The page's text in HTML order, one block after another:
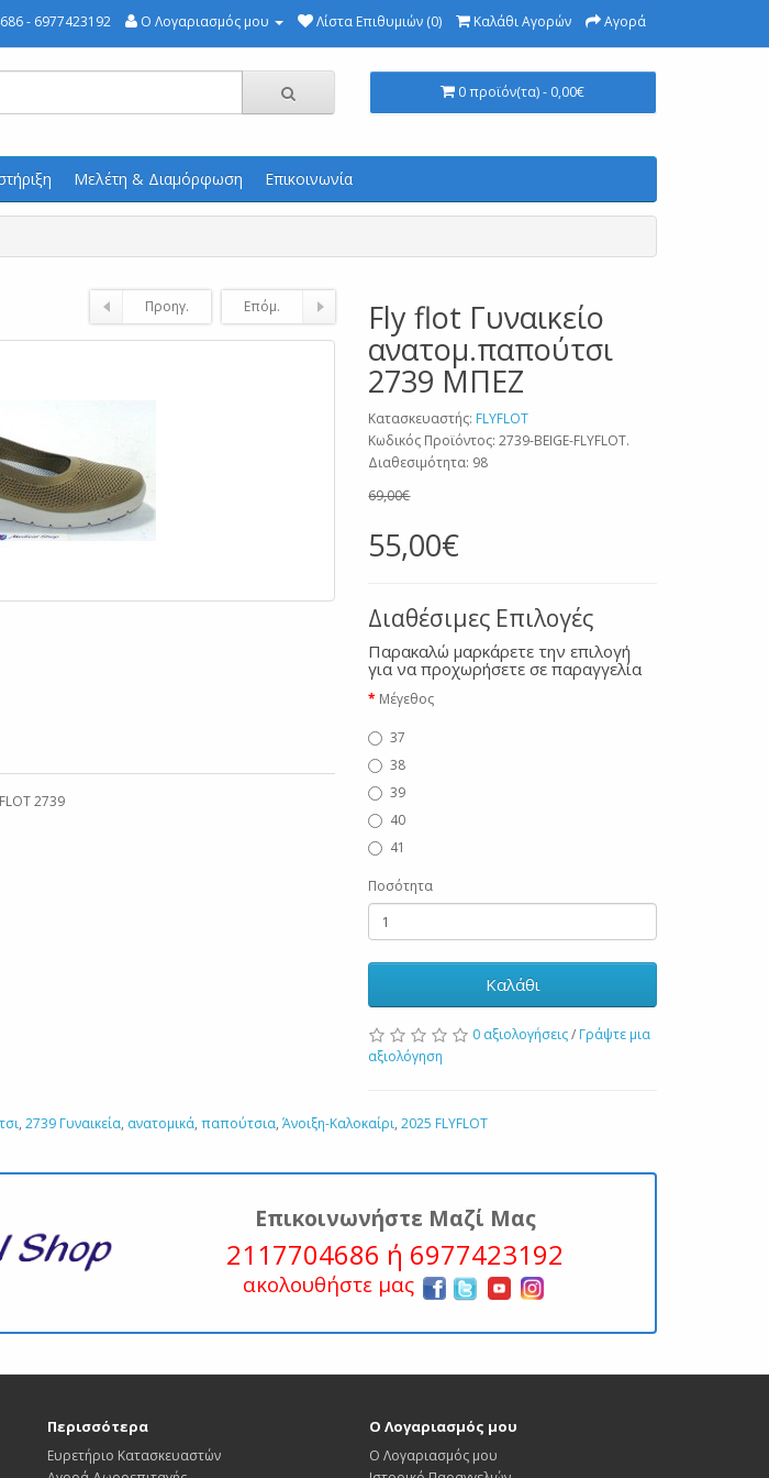
- 6977423192 Ο Λογαριασμός μου Λίστα Επιθυμιών (0) Καλάθι Αγορών Αγορά
0 προϊόν(τα) - 0,00€
Μελέτη & Διαμόρφωση Επικοινωνία
Προηγ. Επόμ.
2739
Fly flot Γυναικείο
ανατομ.παπούτσι
2739 ΜΠΕΖ
Κατασκευαστής: FLYFLOT
Κωδικός Προϊόντος: 2739-BEIGE-FLYFLOT.
Διαθεσιμότητα: 98
69,00€
55,00€
Διαθέσιμες Επιλογές
Παρακαλώ μαρκάρετε την επιλογή
για να προχωρήσετε σε παραγγελία
Μέγεθος
37
38
39
40
41
Ποσότητα
Καλάθι
0 αξιολογήσεις/ Γράψτε μια
αξιολόγηση
, 2739 Γυναικεία, ανατομικά, παπούτσια, Άνοιξη-Καλοκαίρι, 2025 FLYFLOT
Επικοινωνήστε Μαζί Μας
2117704686 ή 6977423192
ακολουθήστε μας
Περισσότερα
Ευρετήριο Κατασκευαστών
Ο Λογαριασμός μου
Ο Λογαριασμός μου